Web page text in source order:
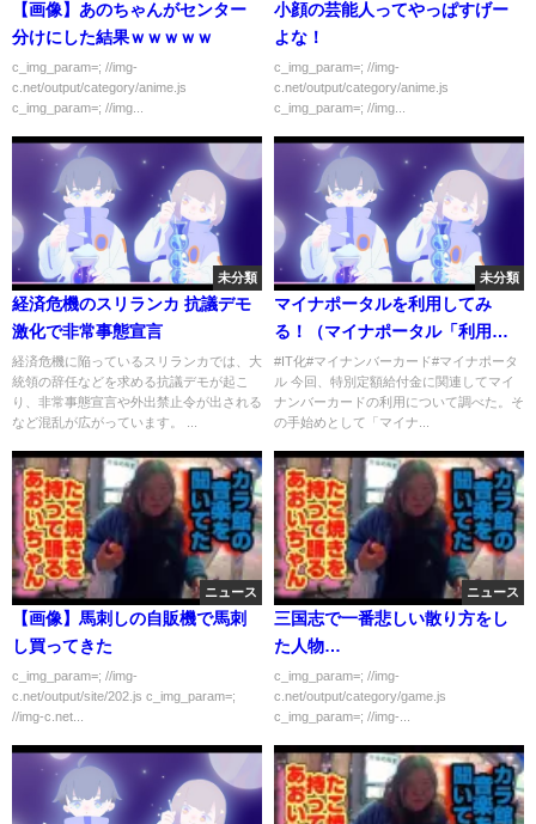
【画像】あのちゃんがセンター
分けにした結果ｗｗｗｗｗ
c_img_param=; //img-
c.net/output/category/anime.js
c_img_param=; //img...
小顔の芸能人ってやっぱすげー
よな！
c_img_param=; //img-
c.net/output/category/anime.js
c_img_param=; //img...
未分類
経済危機のスリランカ 抗議デモ
激化で非常事態宣言
経済危機に陥っているスリランカでは、大
統領の辞任などを求める抗議デモが起こ
り、非常事態宣言や外出禁止令が出される
など混乱が広がっています。 ...
未分類
マイナポータルを利用してみ
る！（マイナポータル「利用者
登録編」対応スマートフォン利
用の場合）
#IT化#マイナンバーカード#マイナポータ
ル 今回、特別定額給付金に関連してマイ
ナンバーカードの利用について調べた。そ
の手始めとして「マイナ...
ニュース
【画像】馬刺しの自販機で馬刺
し買ってきた
c_img_param=; //img-
c.net/output/site/202.js c_img_param=;
//img-c.net...
ニュース
三国志で一番悲しい散り方をし
た人物…
c_img_param=; //img-
c.net/output/category/game.js
c_img_param=; //img-...